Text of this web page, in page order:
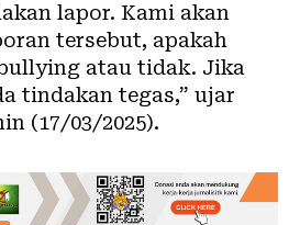
lapor. Kami akan
tersebut, apakah
atau tidak. Jika
tindakan tegas,” ujar
(17/03/2025).